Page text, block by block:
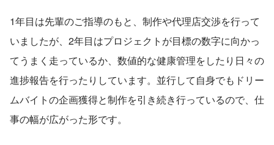
1年目は先輩のご指導のもと、制作や代理店交渉を行って
いましたが、2年目はプロジェクトが目標の数字に向かっ
てうまく走っているか、数値的な健康管理をしたり日々の
進捗報告を行ったりしています。並行して自身でもドリー
ムバイトの企画獲得と制作を引き続き行っているので、仕
事の幅が広がった形です。